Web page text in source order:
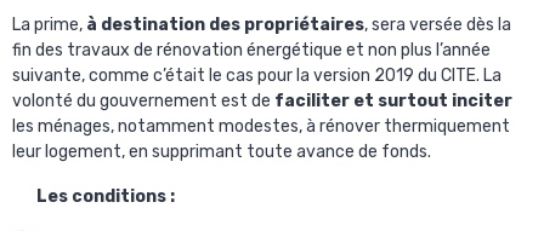
La prime, à destination des propriétaires, sera versée dès la
fin des travaux de rénovation énergétique et non plus l’année
suivante, comme c’était le cas pour la version 2019 du CITE. La
volonté du gouvernement est de faciliter et surtout inciter
les ménages, notamment modestes, à rénover thermiquement
leur logement, en supprimant toute avance de fonds.
Les conditions :